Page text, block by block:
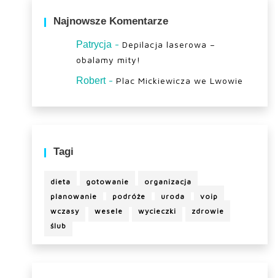
Najnowsze Komentarze
Patrycja - Depilacja laserowa –
obalamy mity!
Robert- Plac Mickiewicza we Lwowie
Tagi
dieta gotowanie
organizacja
planowanie
podróże uroda
voip
wczasy
wesele wycieczki
zdrowie
ślub